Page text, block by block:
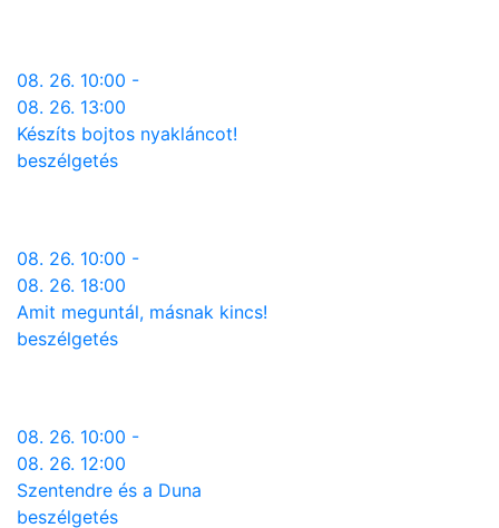
08. 26. 10:00 -
08. 26. 13:00
Készíts bojtos nyakláncot!
beszélgetés
08. 26. 10:00 -
08. 26. 18:00
Amit meguntál, másnak kincs!
beszélgetés
08. 26. 10:00 -
08. 26. 12:00
Szentendre és a Duna
beszélgetés